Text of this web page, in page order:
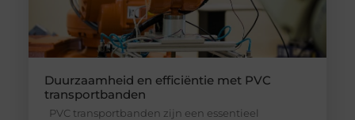
Duurzaamheid en efficiëntie met PVC
transportbanden
PVC transportbanden zijn een essentieel